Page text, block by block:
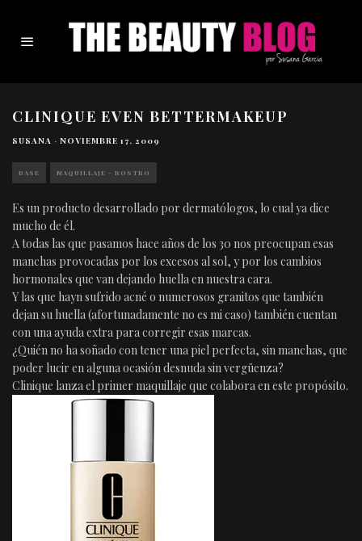
CLINIQUE EVEN BETTERMAKEUP
SUSANA · NOVIEMBRE 17, 2009
BASE MAQUILLAJE - ROSTRO
Es un producto desarrollado por dermatólogos, lo cual ya dice
mucho de él.
A todas las que pasamos hace años de los 30 nos preocupan esas
manchas provocadas por los excesos al sol, y por los cambios
hormonales que van dejando huella en nuestra cara.
Y las que hayn sufrido acné o numerosos granitos que también
dejan su huella (afortunadamente no es mi caso) también cuentan
con una ayuda extra para corregir esas marcas.
¿Quién no ha soñado con tener una piel perfecta, sin manchas, que
poder lucir en alguna ocasión desnuda sin vergüenza?
Clinique lanza el primer maquillaje que colabora en este propósito.